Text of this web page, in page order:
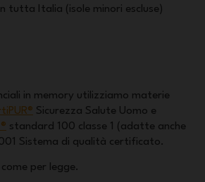
tutta Italia (isole minori escluse)
in memory utilizziamo materie
Sicurezza Salute Uomo e
standard 100 classe 1 (adatte anche
Sistema di qualità certificato.
come per legge.